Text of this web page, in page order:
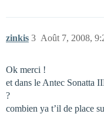
zinkis Août 7, 2008,
3
Ok merci !
et dans le Antec Sonatta
?
combien ya t’il de place